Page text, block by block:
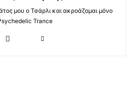
μου ο Τσάρλι και ακροάζομαι μόνο
Trance